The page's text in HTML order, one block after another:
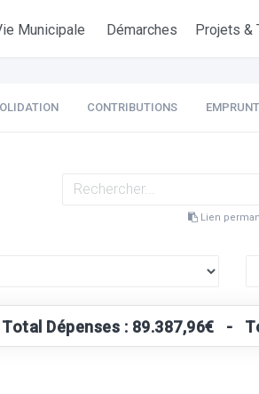
Municipale Démarches Projets &
CONTRIBUTIONS
Lien
Total Dépenses : 89.387,96€ -